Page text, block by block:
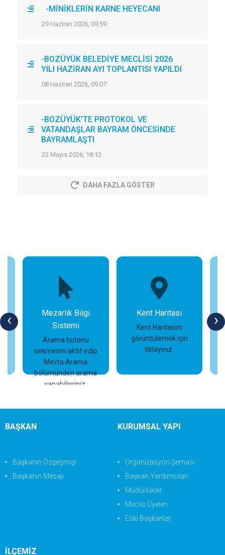
-MİNİKLERİN KARNE HEYECANI
29 Haziran 2026, 09:59
-BOZÜYÜK BELEDİYE MECLİSİ 2026
YILI HAZİRAN AYI TOPLANTISI YAPILDI
08 Haziran 2026, 09:07
-BOZÜYÜK’TE PROTOKOL VE
VATANDAŞLAR BAYRAM ÖNCESİNDE
BAYRAMLAŞTI
22 Mayıs 2026, 18:12
DAHA FAZLA GÖSTER
‹ ›
Mezarlık Bilgi
Sistemi
Arama butonu
sekmesini aktif edip
Mevta Arama
bölümünden arama
yapabilirsiniz.
İncele
Kent Haritası
Kent Haritasını
görüntülemek için
tıklayınız.
BAŞKAN
Başkanın Özgeçmişi
Başkanın Mesajı
KURUMSAL YAPI
Organizasyon Şeması
Başkan Yardımcıları
Müdürlükler
Meclis Üyeleri
Eski Başkanlar
İLÇEMİZ